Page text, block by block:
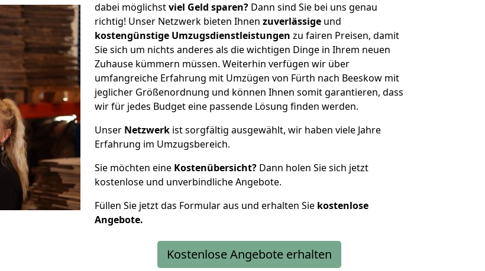
dabei möglichstviel Geld sparen? Dann sind Sie bei uns genau
richtig! Unser Netzwerk bieten Ihnen zuverlässige und
kostengünstige Umzugsdienstleistungen zu fairen Preisen, damit
Sie sich um nichts anderes als die wichtigen Dinge in Ihrem neuen
Zuhause kümmern müssen. Weiterhin verfügen wir über
umfangreiche Erfahrung mit Umzügen von Fürth nach Beeskow mit
jeglicher Größenordnung und können Ihnen somit garantieren, dass
wir für jedes Budget eine passende Lösung finden werden.
Unser Netzwerk ist sorgfältig ausgewählt, wir haben viele Jahre
Erfahrung im Umzugsbereich.
Sie möchten eine Kostenübersicht? Dann holen Sie sich jetzt
kostenlose und unverbindliche Angebote.
Füllen Sie jetzt das Formular aus und erhalten Sie kostenlose
Angebote.
Kostenlose Angebote erhalten